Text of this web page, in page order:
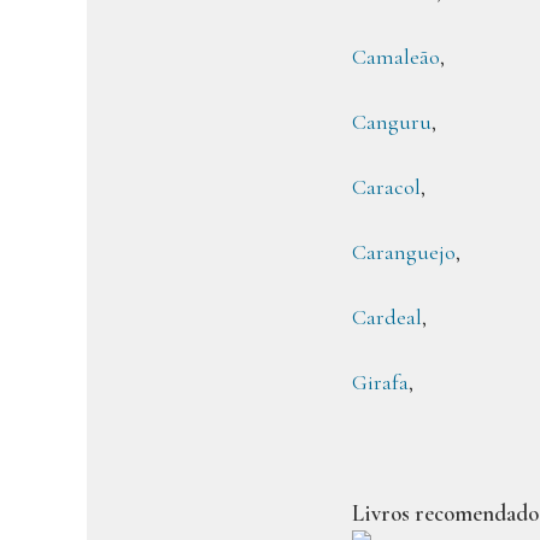
Camaleão,
Canguru,
Caracol,
Caranguejo,
Cardeal,
Girafa,
Livros